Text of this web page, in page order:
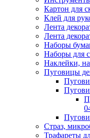
Картон для
Клей для
Лента
Лента
Наборы
Наборы для
Наклейки,
Пуговицы
Страз,
Трафареты